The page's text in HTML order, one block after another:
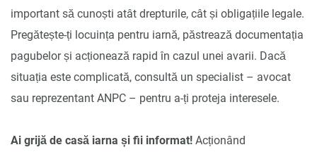
important să cunoști atât drepturile, cât și obligațiile legale.
Pregătește-ți locuința pentru iarnă, păstrează documentația
pagubelor și acționează rapid în cazul unei avarii. Dacă
situația este complicată, consultă un specialist – avocat
sau reprezentant ANPC – pentru a-ți proteja interesele.
Ai grijă de casă iarna și fii informat! Acționând